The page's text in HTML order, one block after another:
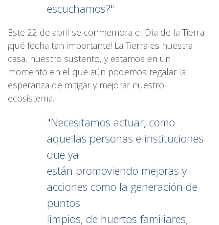
escuchamos?"
Este 22 de abril se conmemora el Día de la Tierra
¡qué fecha tan importante! La Tierra es nuestra
casa, nuestro sustento, y estamos en un
momento en el que aún podemos regalar la
esperanza de mitigar y mejorar nuestro
ecosistema.
"Necesitamos actuar, como
aquellas personas e instituciones
que ya
están promoviendo mejoras y
acciones como la generación de
puntos
limpios, de huertos familiares,